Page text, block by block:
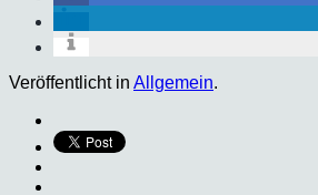
Veröffentlicht in Allgemein.